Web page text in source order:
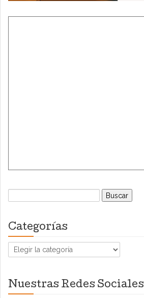
Buscar:
Categorías
Categorías
Nuestras Redes Sociales